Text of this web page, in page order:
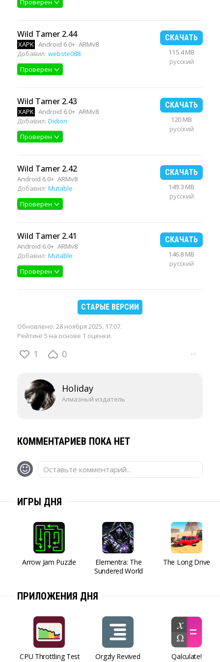
Wild Tamer 2.44
XAPK Android 6.0+ ARMv8
Добавил: webste088
Проверен
СКАЧАТЬ
115.4 MB
русский
Wild Tamer 2.43
XAPK Android 6.0+ ARMv8
Добавил: Didion
Проверен
СКАЧАТЬ
120 MB
русский
Wild Tamer 2.42
Android 6.0+ ARMv8
Добавил: Mutable
Проверен
СКАЧАТЬ
149.3 MB
русский
Wild Tamer 2.41
Android 6.0+ ARMv8
Добавил: Mutable
Проверен
СКАЧАТЬ
146.8 MB
русский
СТАРЫЕ ВЕРСИИ
Обновлено: 28 ноября 2025, 17:07.
Рейтинг 5 на основе 1 оценки.
1 0 ···
Holiday
Алмазный издатель
КОММЕНТАРИЕВ ПОКА НЕТ
Оставьте комментарий...
ИГРЫ ДНЯ
Arrow Jam Puzzle
Elementra: The
Sundered World
The Long Drive
ПРИЛОЖЕНИЯ ДНЯ
CPU Throttling Test
Orgzly Revived Qalculate!